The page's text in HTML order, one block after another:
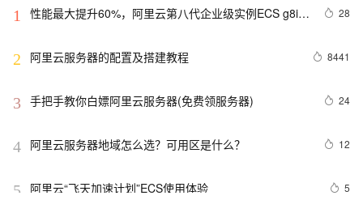
1
性能最大提升60%，阿里云第八代企业级实例ECS g8i正
28
2 阿里云服务器的配置及搭建教程 8441
3 手把手教你白嫖阿里云服务器(免费领服务器) 24
4 阿里云服务器地域怎么选？可用区是什么？ 12
5 阿里云“飞天加速计划”ECS使用体验 5